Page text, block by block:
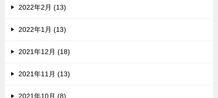
2022年2月 (13)
2022年1月 (13)
2021年12月 (18)
2021年11月 (13)
2021年10月 (8)